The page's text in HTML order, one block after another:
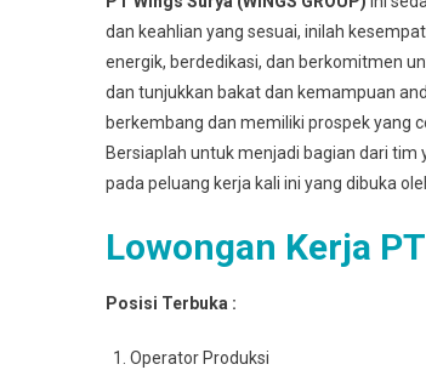
dan keahlian yang sesuai, inilah
energik, berdedikasi, dan berkomitmen
dan tunjukkan bakat dan kemampuan
berkembang dan memiliki prospek yang
Bersiaplah untuk menjadi bagian dari
pada peluang kerja kali ini yang dibuka
Lowongan Kerja
Posisi Terbuka :
Operator Produksi